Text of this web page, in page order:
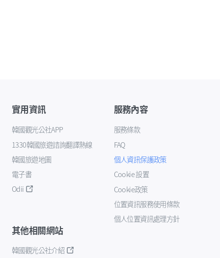
實用資訊
韓國觀光公社APP
1330韓國旅遊諮詢翻譯熱線
韓國旅遊地圖
電子書
Odii
服務內容
服務條款
FAQ
個人資訊保護政策
Cookie 設置
Cookie政策
位置資訊服務使用條款
個人位置資訊處理方針
其他相關網站
韓國觀光公社介紹